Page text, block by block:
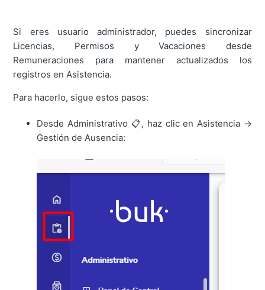
Si eres usuario administrador, puedes sincronizar
Licencias, Permisos y Vacaciones desde
Remuneraciones para mantener actualizados los
registros en Asistencia.
Para hacerlo, sigue estos pasos:
Desde Administrativo 📋, haz clic en Asistencia →
Gestión de Ausencia: